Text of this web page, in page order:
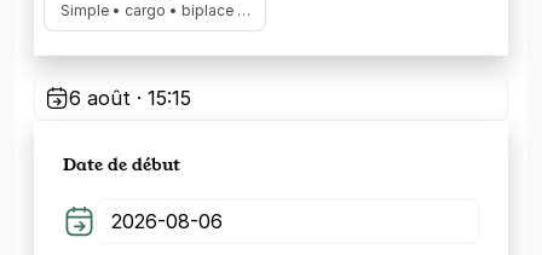
Simple • cargo • biplace …
6 août · 15:15
Date de début